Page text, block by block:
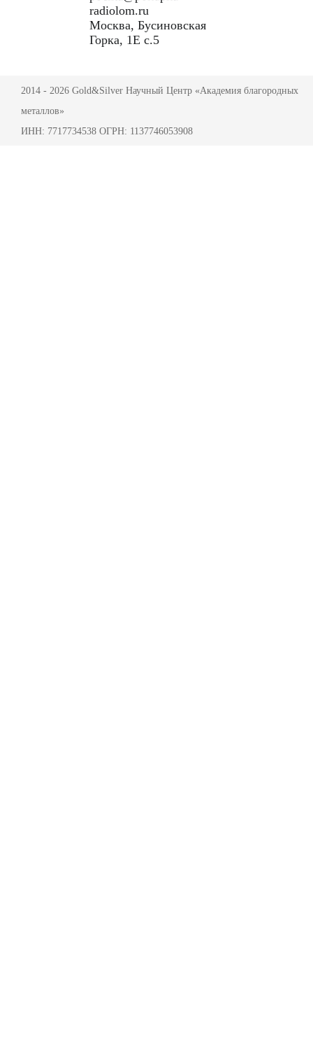
radiolom.ru
Москва, Бусиновская
Горка, 1Е с.5
2014 - 2026 Gold&Silver Научный Центр «Академия благородных
металлов»
ИНН: 7717734538 ОГРН: 1137746053908